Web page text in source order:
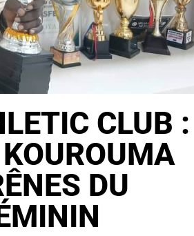
CLUB :
DU